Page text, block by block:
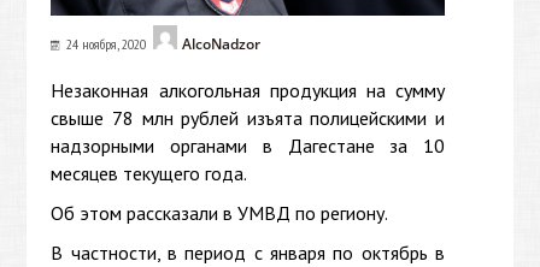
24 ноября, 2020 AlcoNadzor
Незаконная алкогольная продукция на сумму
свыше 78 млн рублей изъята полицейскими и
надзорными органами в Дагестане за 10
месяцев текущего года.
Об этом рассказали в УМВД по региону.
В частности, в период с января по октябрь в